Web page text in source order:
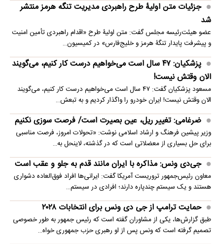
جزئیات متن اولیۀ طرح راهبردی مدیریت تنگه هرمز منتشر
شد
عضو هیئت‌رئیسه مجلس گفت: متن اولیۀ طرح «اقدام راهبردی تأمین امنیت
و پیشرفت پایدار تنگۀ هرمز و خلیج‌فارس» در کمیسیون…
پزشکیان: ۴۷ سال است می‌خواهیم درست کار کنیم، می‌گویند
الان وقتش نیست!
مسعود پزشکیان گفت: ۴۷ سال است می‌خواهیم درست کار کنیم، می‌گویند
الان وقتش نیست! ایران خودرو را واگذار کردیم و به تبعش…
ضرغامی: تغییر ریل، عین بصیرت است/ فرصت سوزی نکنیم
وزیر پیشین فرهنگ و ارشاد اسلامی نوشت: «تحولات امروز، فرصت مناسبی
برای حل بسیاری از معضلاتی‌ است که در گذشته، لاینحل به…
جی‌دی ونس: مذاکره با ایران مانند قدم به جلو و عقب است
معاون رئیس‌جمهور تروریست آمریکا گفت: ایرانی‌ها افراد فوق‌العاده دشواری
هستند و یک سیستم چندپاره دارند؛ افرادی در سیستم…
حمایت ترامپ از جی دی ونس برای انتخابات ۲۰۲۸
طبق گزارش‌ها، یکی از مشاوران گفته است که رئیس جمهور به طور خصوصی
تصمیم گرفته است که ونس پس از او رهبری حزب جمهوری خواه…